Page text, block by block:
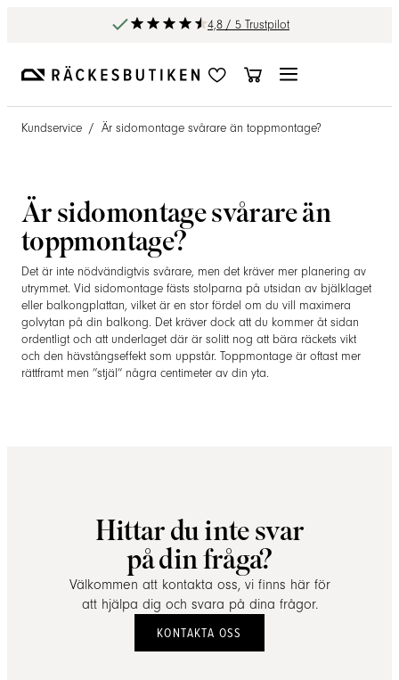
4,8 / 5 Trustpilot
Kundservice / Är sidomontage svårare än toppmontage?
Är sidomontage svårare än
toppmontage?
Det är inte nödvändigtvis svårare, men det kräver mer planering av
utrymmet. Vid sidomontage fästs stolparna på utsidan av bjälklaget
eller balkongplattan, vilket är en stor fördel om du vill maximera
golvytan på din balkong. Det kräver dock att du kommer åt sidan
ordentligt och att underlaget där är solitt nog att bära räckets vikt
och den hävstångseffekt som uppstår. Toppmontage är oftast mer
rättframt men ”stjäl” några centimeter av din yta.
Hittar du inte svar
på din fråga?
Välkommen att kontakta oss, vi finns här för
att hjälpa dig och svara på dina frågor.
KONTAKTA OSS